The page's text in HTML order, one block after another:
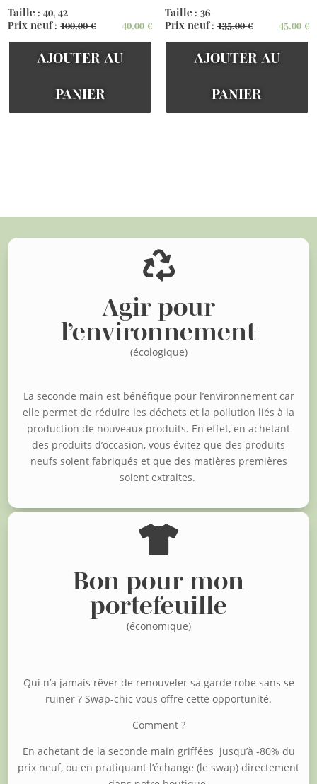
Taille : 40, 42
Prix neuf :100,00€ 40,00€
AJOUTER AU
PANIER
Taille : 36
Prix neuf :135,00€ 45,00 €
AJOUTER AU
PANIER

Agir pour
l’environnement
(écologique)
La seconde main est bénéfique pour l’environnement car
elle permet de réduire les déchets et la pollution liés à la
production de nouveaux produits. En effet, en achetant
des produits d’occasion, vous évitez que des produits
neufs soient fabriqués et que des matières premières
soient extraites.

Bon pour mon
portefeuille
(économique)
Qui n’a jamais rêver de renouveler sa garde robe sans se
ruiner ? Swap-chic vous offre cette opportunité.
Comment ?
En achetant de la seconde main griffées jusqu’à -80% du
prix neuf, ou en pratiquant l’échange (le swap) directement